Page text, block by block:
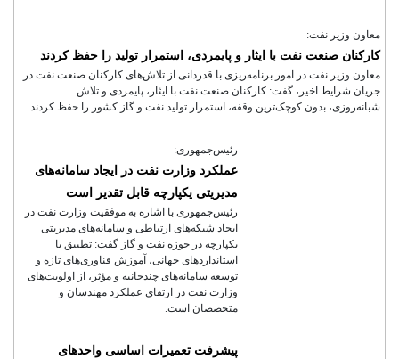
معاون وزیر نفت:
کارکنان صنعت نفت با ایثار و پایمردی، استمرار تولید را حفظ کردند
معاون وزیر نفت در امور برنامه‌ریزی با قدردانی از تلاش‌های کارکنان صنعت نفت در
جریان شرایط اخیر، گفت: کارکنان صنعت نفت با ایثار، پایمردی و تلاش
شبانه‌روزی، بدون کوچک‌ترین وقفه، استمرار تولید نفت و گاز کشور را حفظ کردند.
رئیس‌جمهوری:
عملکرد وزارت نفت در ایجاد سامانه‌های
مدیریتی یکپارچه قابل تقدیر است
رئیس‌جمهوری با اشاره به موفقیت وزارت نفت در
ایجاد شبکه‌های ارتباطی و سامانه‌های مدیریتی
یکپارچه در حوزه نفت و گاز گفت: تطبیق با
استانداردهای جهانی، آموزش فناوری‌های تازه و
توسعه سامانه‌های چندجانبه و مؤثر، از اولویت‌های
وزارت نفت در ارتقای عملکرد مهندسان و
متخصصان است.
پیشرفت تعمیرات اساسی واحدهای